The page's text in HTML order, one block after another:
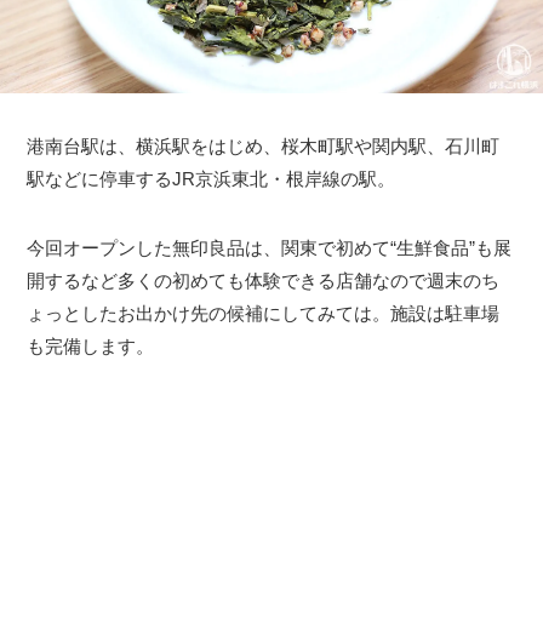
港南台駅は、横浜駅をはじめ、桜木町駅や関内駅、石川町
駅などに停車するJR京浜東北・根岸線の駅。
今回オープンした無印良品は、関東で初めて“生鮮食品”も展
開するなど多くの初めても体験できる店舗なので週末のち
ょっとしたお出かけ先の候補にしてみては。施設は駐車場
も完備します。